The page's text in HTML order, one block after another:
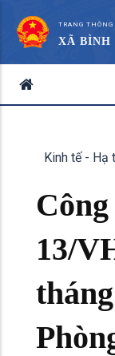
TRANG
XÃ BÌNH
Kinh tế - Hạ
13/